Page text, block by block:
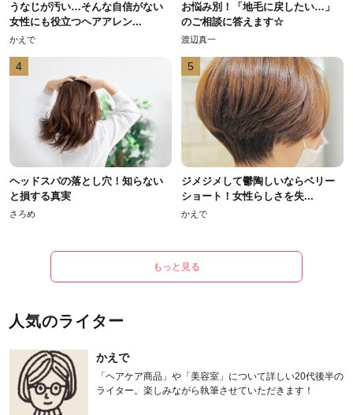
うなじが汚い…そんな自信がない
女性にも役立つヘアアレン...
かえで
お悩み別！「地毛に戻したい…」
のご相談に答えます☆
渡辺真一
4
ヘッドスパの落とし穴！知らない
と損する真実
さろめ
5
ジメジメして鬱陶しいならベリー
ショート！女性らしさを失...
かえで
もっと見る
人気のライター
かえで
「ヘアケア商品」や「美容室」について詳しい20代後半の
ライター。楽しみながら執筆させていただきます！